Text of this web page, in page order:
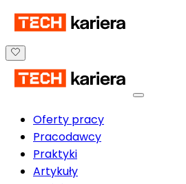
Oferty pracy
Pracodawcy
Praktyki
Artykuły